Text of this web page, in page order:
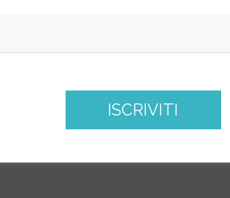
ISCRIVITI